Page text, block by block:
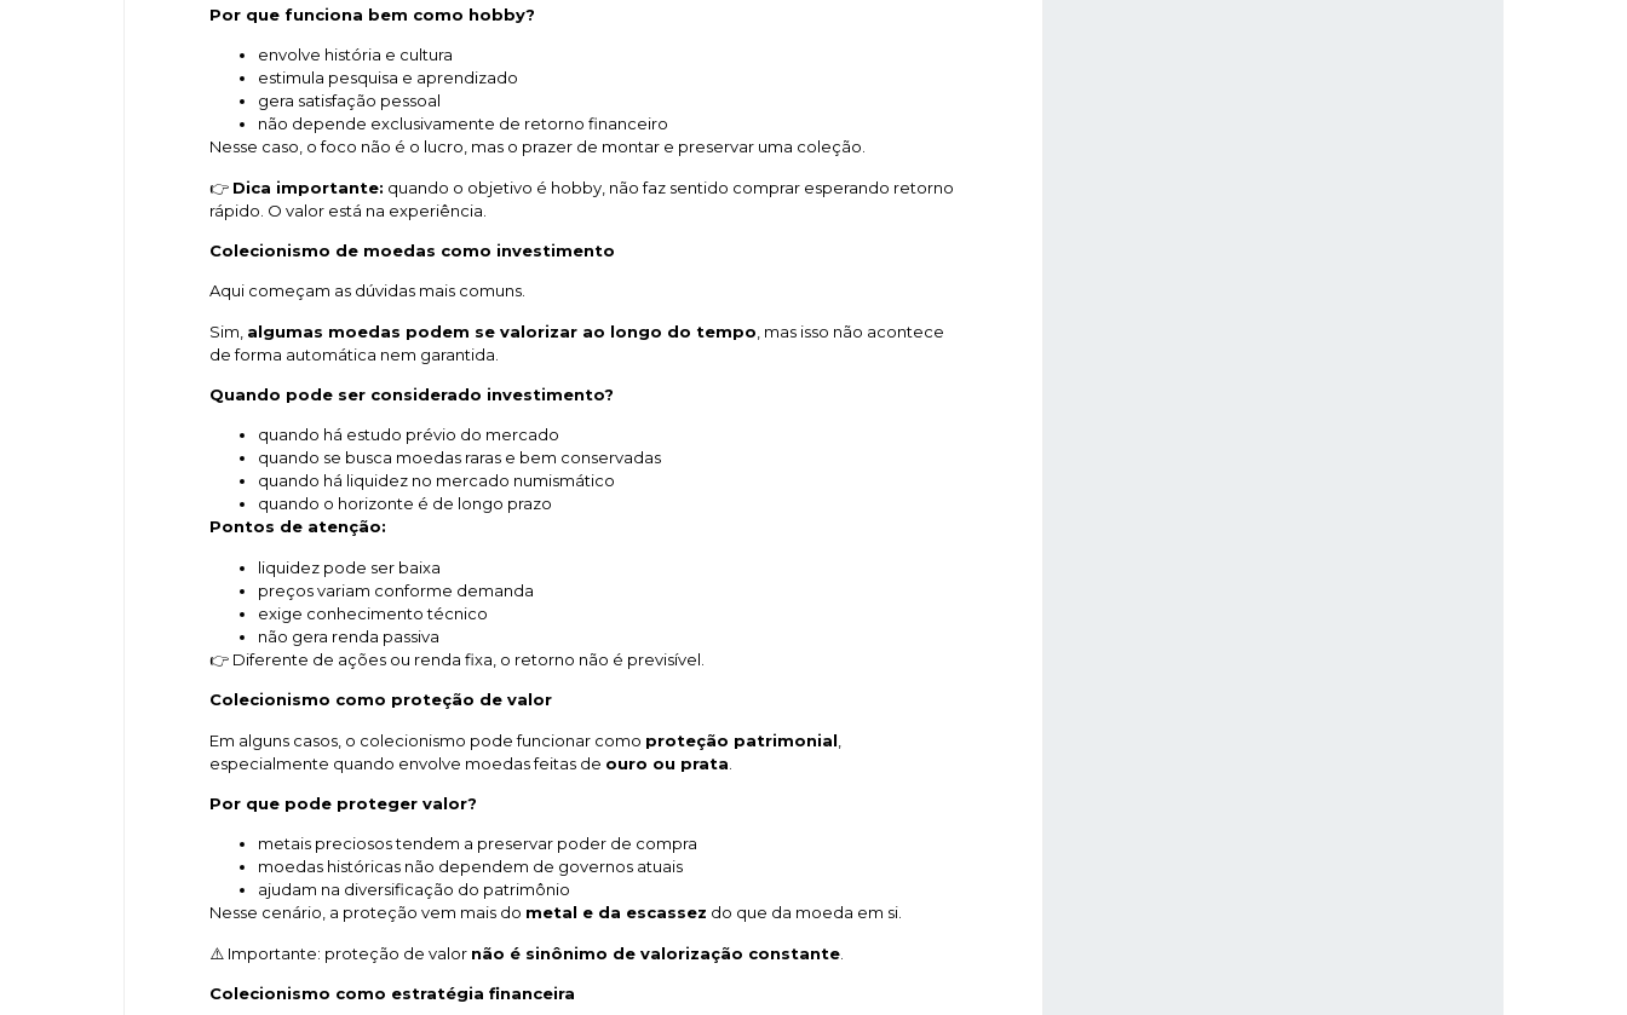
Por que funciona bem como hobby?
envolve história e cultura
estimula pesquisa e aprendizado
gera satisfação pessoal
não depende exclusivamente de retorno financeiro
Nesse caso, o foco não é o lucro, mas o prazer de montar e preservar uma coleção.
👉 Dica importante: quando o objetivo é hobby, não faz sentido comprar esperando retorno
rápido. O valor está na experiência.
Colecionismo de moedas como investimento
Aqui começam as dúvidas mais comuns.
Sim, algumas moedas podem se valorizar ao longo do tempo , mas isso não acontece
de forma automática nem garantida.
Quando pode ser considerado investimento?
quando há estudo prévio do mercado
quando se busca moedas raras e bem conservadas
quando há liquidez no mercado numismático
quando o horizonte é de longo prazo
Pontos de atenção:
liquidez pode ser baixa
preços variam conforme demanda
exige conhecimento técnico
não gera renda passiva
👉 Diferente de ações ou renda fixa, o retorno não é previsível.
Colecionismo como proteção de valor
Em alguns casos, o colecionismo pode funcionar como proteção patrimonial
especialmente quando envolve moedas feitas de ouro ou prata
Por que pode proteger valor?
metais preciosos tendem a preservar poder de compra
moedas históricas não dependem de governos atuais
ajudam na diversificação do patrimônio
Nesse cenário, a proteção vem mais do metal e da escassez do que da moeda em si.
⚠️ Importante: proteção de valor não é sinônimo de valorização constante
Colecionismo como estratégia financeira